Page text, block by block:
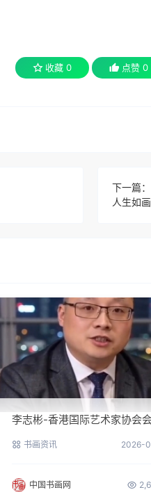
收藏 0 点赞 0
下一篇：
人生如
李志彬-香港国际艺术家协会
书画资讯 2026-
中国书画网